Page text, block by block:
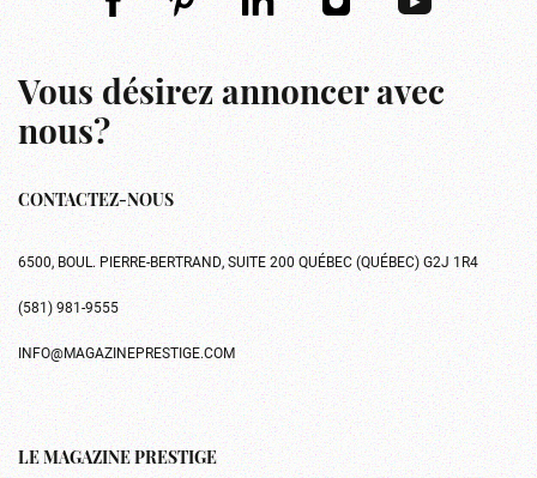
Vous désirez annoncer avec
nous?
CONTACTEZ-NOUS
6500, BOUL. PIERRE-BERTRAND, SUITE 200 QUÉBEC (QUÉBEC) G2J 1R4
(581) 981-9555
INFO@MAGAZINEPRESTIGE.COM
LE MAGAZINE PRESTIGE